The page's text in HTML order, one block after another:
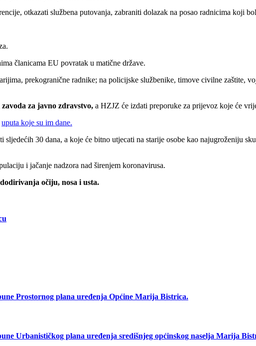
otkazati službena putovanja, zabraniti dolazak na posao radnicima koji
članicama EU povratak u matične države.
prekogranične radnike; na policijske službenike, timove civilne zaštite,
za javno zdravstvo, a HZJZ će izdati preporuke za prijevoz koje će
uputa koje su im dane.
30 dana, a koje će bitno utjecati na starije osobe kao najugroženiju
i jačanje nadzora nad širenjem koronavirusa.
očiju, nosa i usta.
Prostornog plana uređenja Općine Marija Bistrica.
Urbanističkog plana uređenja središnjeg općinskog naselja Marija